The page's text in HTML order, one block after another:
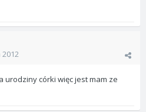
2012
urodziny córki więc jest mam ze